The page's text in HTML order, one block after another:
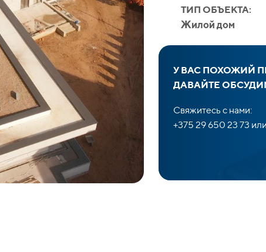
ТИП ОБЪЕКТА:
Жилой дом
У ВАС ПОХОЖИЙ
ДАВАЙТЕ
Свяжитесь с нами:
+375 29 650 23 73